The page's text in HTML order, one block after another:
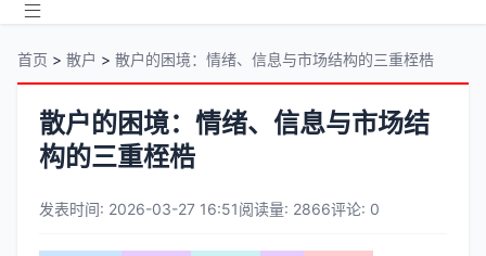
首页 > 散户 > 散户的困境：情绪、信息与市场结构的三重桎梏
散户的困境：情绪、信息与市场结
构的三重桎梏
发表时间: 2026-03-27 16:51阅读量: 2866评论: 0